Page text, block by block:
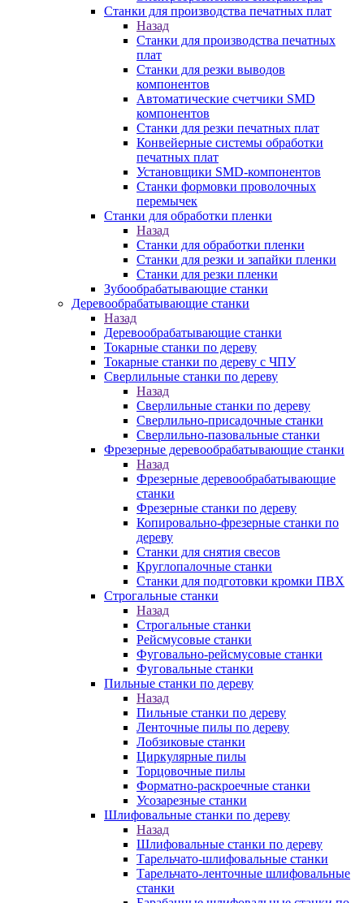
Станки для производства печатных плат
Назад
Станки для производства печатных
плат
Станки для резки выводов
компонентов
Автоматические счетчики SMD
компонентов
Станки для резки печатных плат
Конвейерные системы обработки
печатных плат
Установщики SMD-компонентов
Станки формовки проволочных
перемычек
Станки для обработки пленки
Назад
Станки для обработки пленки
Станки для резки и запайки пленки
Станки для резки пленки
Зубообрабатывающие станки
Деревообрабатывающие станки
Назад
Деревообрабатывающие станки
Токарные станки по дереву
Токарные станки по дереву с ЧПУ
Сверлильные станки по дереву
Назад
Сверлильные станки по дереву
Сверлильно-присадочные станки
Сверлильно-пазовальные станки
Фрезерные деревообрабатывающие станки
Назад
Фрезерные деревообрабатывающие
станки
Фрезерные станки по дереву
Копировально-фрезерные станки по
дереву
Станки для снятия свесов
Круглопалочные станки
Станки для подготовки кромки ПВХ
Строгальные станки
Назад
Строгальные станки
Рейсмусовые станки
Фуговально-рейсмусовые станки
Фуговальные станки
Пильные станки по дереву
Назад
Пильные станки по дереву
Ленточные пилы по дереву
Лобзиковые станки
Циркулярные пилы
Торцовочные пилы
Форматно-раскроечные станки
Усозарезные станки
Шлифовальные станки по дереву
Назад
Шлифовальные станки по дереву
Тарельчато-шлифовальные станки
Тарельчато-ленточные шлифовальные
станки